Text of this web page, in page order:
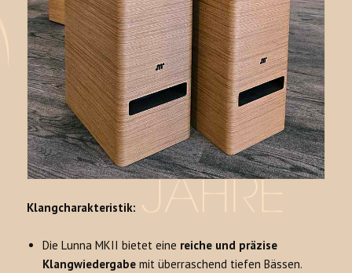
Klangcharakteristik:
Die Lunna MKII bietet eine reiche und präzise
Klangwiedergabe mit überraschend tiefen Bässen.